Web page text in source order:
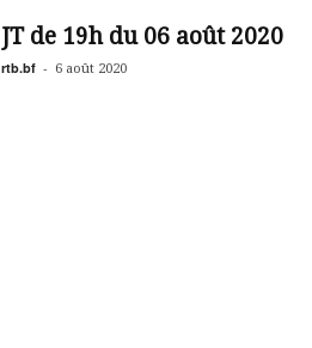
JT de 19h du 06 août 2020
rtb.bf - 6 août 2020